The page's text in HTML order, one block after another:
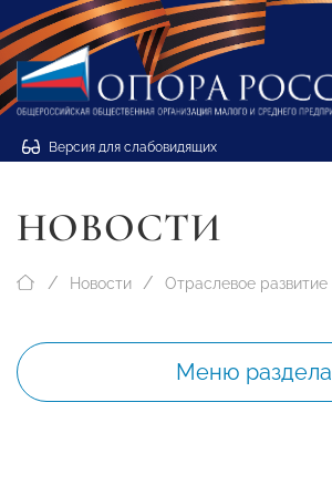
Версия для слабовидящих
НОВОСТИ
Новости Отраслевое развитие
Меню раздела